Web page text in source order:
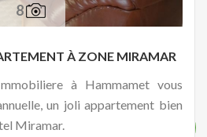
8
À ZONE MIRAMAR
à Hammamet vous
un joli appartement bien
Miramar.